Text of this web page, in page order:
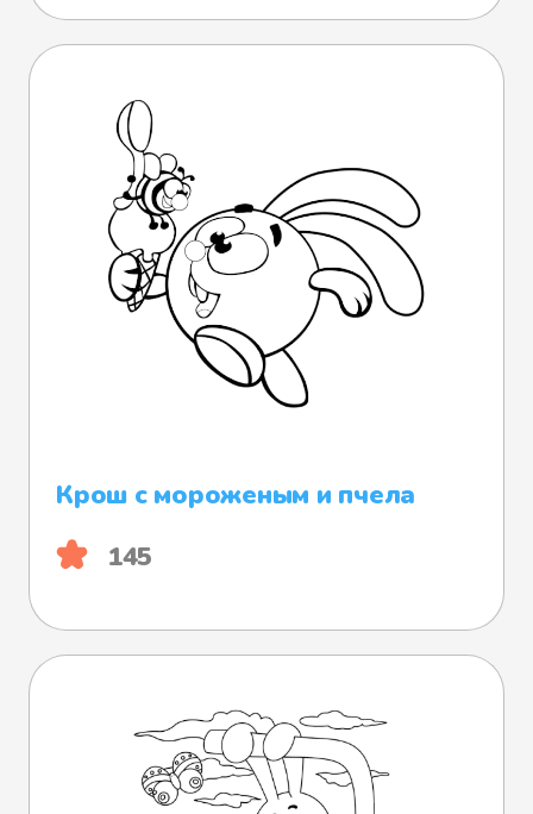
Крош с мороженым и пчела
145